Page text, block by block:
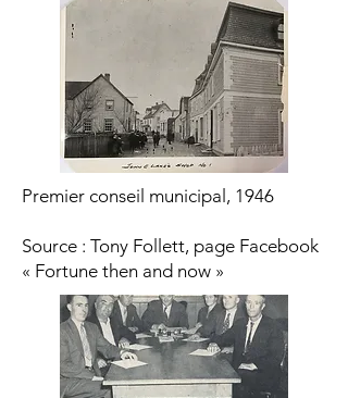
Premier conseil municipal, 1946
Source : Tony Follett, page Facebook
« Fortune then and now »